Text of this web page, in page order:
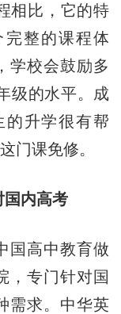
相比，它的特
整的课程体
学校会鼓励多
级的水平。成
升学很有帮
门课免修。
内高考
高中教育做
，专门针对国
需求。中华英